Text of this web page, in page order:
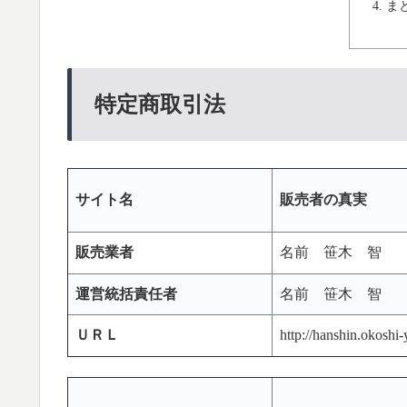
ま
特定商取引法
サイト名 販売者の真実
販売業者 名前 笹木 智
運営統括責任者 名前 笹木 智
ＵＲＬ http://hanshin.okoshi-